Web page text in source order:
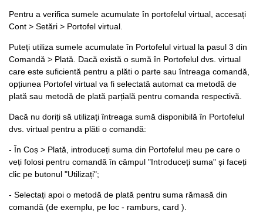
Pentru a verifica sumele acumulate în portofelul virtual, accesați
Cont > Setări > Portofel virtual.
Puteți utiliza sumele acumulate în Portofelul virtual la pasul 3 din
Comandă > Plată. Dacă există o sumă în Portofelul dvs. virtual
care este suficientă pentru a plăti o parte sau întreaga comandă,
opțiunea Portofel virtual va fi selectată automat ca metodă de
plată sau metodă de plată parțială pentru comanda respectivă.
Dacă nu doriți să utilizați întreaga sumă disponibilă în Portofelul
dvs. virtual pentru a plăti o comandă:
- În Coș > Plată, introduceți suma din Portofelul meu pe care o
veți folosi pentru comandă în câmpul "Introduceți suma" și faceți
clic pe butonul "Utilizați";
- Selectați apoi o metodă de plată pentru suma rămasă din
comandă (de exemplu, pe loc - ramburs, card ).